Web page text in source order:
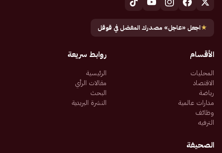
★اجعل «عاجل» مصدرك المفضل في قوقل
الأقسام
المحليات
الاقتصاد
رياضة
مدارات عالمية
وظائف
الترفيه
روابط سريعة
الرئيسية
مقالات الرأي
البحث
النشرة البريدية
الصحيفة